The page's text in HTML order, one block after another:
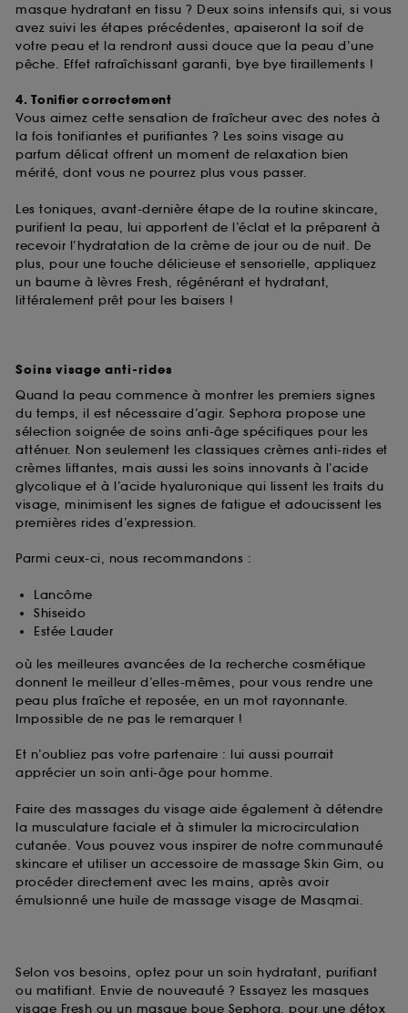
masque hydratant en tissu ? Deux soins intensifs qui, si vous
avez suivi les étapes précédentes, apaiseront la soif de
votre peau et la rendront aussi douce que la peau d’une
pêche. Effet rafraîchissant garanti, bye bye tiraillements !
4. Tonifier correctement
Vous aimez cette sensation de fraîcheur avec des notes à
la fois tonifiantes et purifiantes ? Les soins visage au
parfum délicat offrent un moment de relaxation bien
mérité, dont vous ne pourrez plus vous passer.
Les toniques, avant-dernière étape de la routine skincare,
purifient la peau, lui apportent de l’éclat et la préparent à
recevoir l’hydratation de la crème de jour ou de nuit. De
plus, pour une touche délicieuse et sensorielle, appliquez
un baume à lèvres Fresh, régénérant et hydratant,
littéralement prêt pour les baisers !
Soins visage anti-rides
Quand la peau commence à montrer les premiers signes
du temps, il est nécessaire d’agir. Sephora propose une
sélection soignée de soins anti-âge spécifiques pour les
atténuer. Non seulement les classiques crèmes anti-rides et
crèmes liftantes, mais aussi les soins innovants à l’acide
glycolique et à l’acide hyaluronique qui lissent les traits du
visage, minimisent les signes de fatigue et adoucissent les
premières rides d’expression.
Parmi ceux-ci, nous recommandons :
Lancôme
Shiseido
Estée Lauder
où les meilleures avancées de la recherche cosmétique
donnent le meilleur d’elles-mêmes, pour vous rendre une
peau plus fraîche et reposée, en un mot rayonnante.
Impossible de ne pas le remarquer !
Et n’oubliez pas votre partenaire : lui aussi pourrait
apprécier un soin anti-âge pour homme.
Faire des massages du visage aide également à détendre
la musculature faciale et à stimuler la microcirculation
cutanée. Vous pouvez vous inspirer de notre communauté
skincare et utiliser un accessoire de massage Skin Gim, ou
procéder directement avec les mains, après avoir
émulsionné une huile de massage visage de Masqmai.
Selon vos besoins, optez pour un soin hydratant, purifiant
ou matifiant. Envie de nouveauté ? Essayez les masques
visage Fresh ou un masque boue Sephora, pour une détox